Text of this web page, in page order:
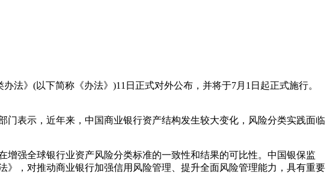
》(以下简称《办法》)11日正式对外公布，并将于7月1日起正式施行。
表示，近年来，中国商业银行资产结构发生较大变化，风险分类实践面临
强全球银行业资产风险分类标准的一致性和结果的可比性。中国银保监
，对推动商业银行加强信用风险管理、提升全面风险管理能力，具有重要